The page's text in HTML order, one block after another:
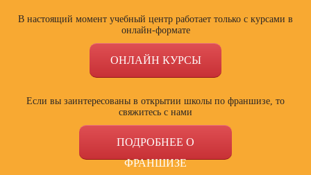
В настоящий момент учебный центр работает только с курсами в
онлайн-формате
ОНЛАЙН КУРСЫ
Если вы заинтересованы в открытии школы по франшизе, то
свяжитесь с нами
ПОДРОБНЕЕ О
ФРАНШИЗЕ